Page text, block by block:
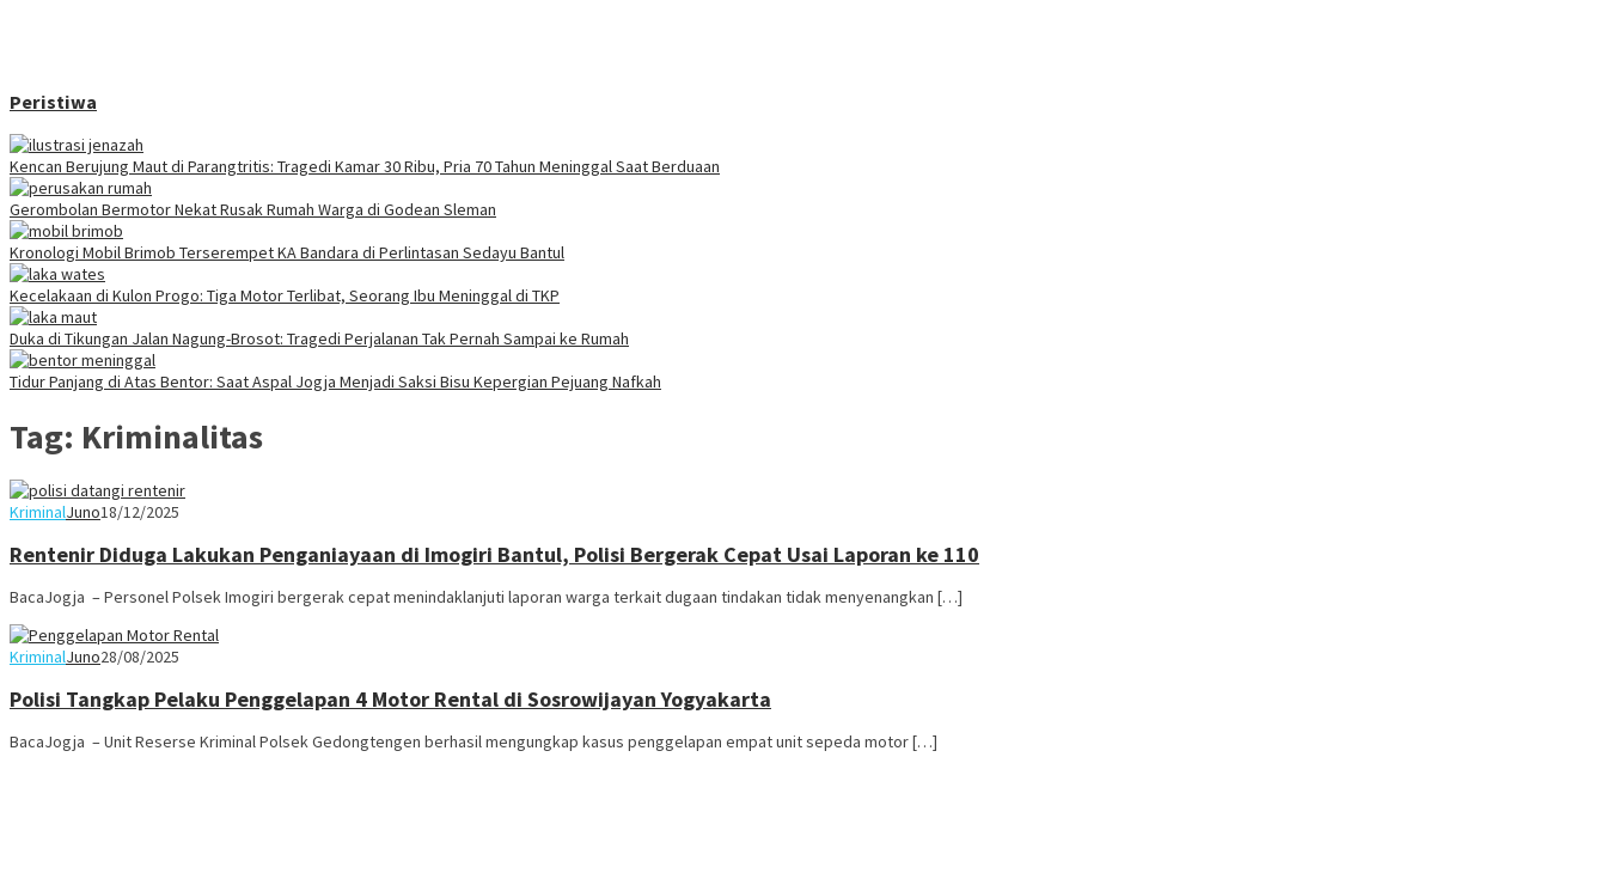
Peristiwa
Kencan Berujung Maut di Parangtritis: Tragedi Kamar 30 Ribu, Pria 70 Tahun Meninggal Saat Berduaan
Gerombolan Bermotor Nekat Rusak Rumah Warga di Godean Sleman
Kronologi Mobil Brimob Terserempet KA Bandara di Perlintasan Sedayu Bantul
Kecelakaan di Kulon Progo: Tiga Motor Terlibat, Seorang Ibu Meninggal di TKP
Duka di Tikungan Jalan Nagung-Brosot: Tragedi Perjalanan Tak Pernah Sampai ke Rumah
Tidur Panjang di Atas Bentor: Saat Aspal Jogja Menjadi Saksi Bisu Kepergian Pejuang Nafkah
Tag: Kriminalitas
KriminalJuno18/12/2025
Rentenir Diduga Lakukan Penganiayaan di Imogiri Bantul, Polisi Bergerak Cepat Usai Laporan ke 110
BacaJogja – Personel Polsek Imogiri bergerak cepat menindaklanjuti laporan warga terkait dugaan tindakan tidak menyenangkan […]
KriminalJuno28/08/2025
Polisi Tangkap Pelaku Penggelapan 4 Motor Rental di Sosrowijayan Yogyakarta
BacaJogja – Unit Reserse Kriminal Polsek Gedongtengen berhasil mengungkap kasus penggelapan empat unit sepeda motor […]